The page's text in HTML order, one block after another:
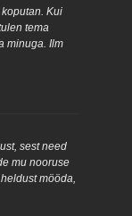
Kui
tema
minuga. Ilm
sest need
mu nooruse
mööda,